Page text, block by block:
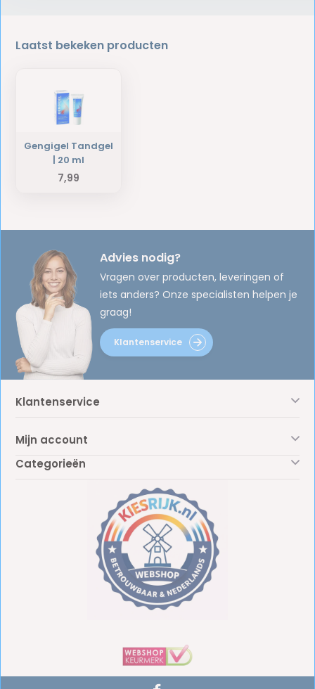
Laatst bekeken producten
Gengigel Tandgel
| 20 ml
7,99
Advies nodig?
Vragen over producten, leveringen of
iets anders? Onze specialisten helpen je
graag!
Klantenservice
Klantenservice
Mijn account
Categorieën